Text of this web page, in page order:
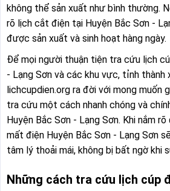
không thể sản xuất như bình thường.
rõ lịch cắt điện tại Huyện Bắc Sơn -
được sản xuất và sinh hoạt hàng ngày.
Để mọi người thuận tiện tra cứu lịch
- Lạng Sơn và các khu vực, tỉnh thành
lichcupdien.org ra đời với mong muốn
tra cứu một cách nhanh chóng và
Huyện Bắc Sơn - Lạng Sơn. Khi nắm
mất điện Huyện Bắc Sơn - Lạng Sơn
tâm lý thoải mái, không bị bất ngờ khi
Những cách tra cứu lịch cúp